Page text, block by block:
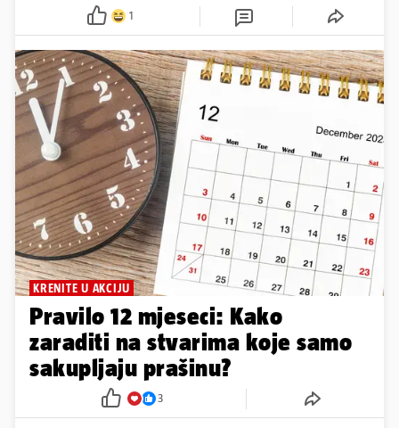
1
KRENITE U AKCIJU
Pravilo 12 mjeseci: Kako
zaraditi na stvarima koje samo
sakupljaju prašinu?
3